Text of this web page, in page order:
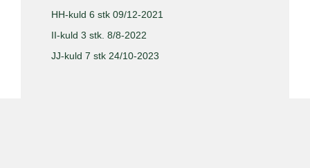
HH-kuld 6 stk 09/12-2021
II-kuld 3 stk. 8/8-2022
JJ-kuld 7 stk 24/10-2023